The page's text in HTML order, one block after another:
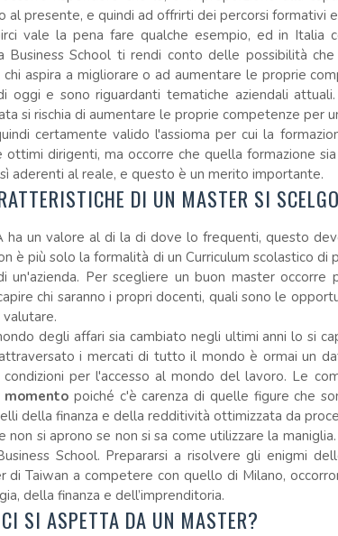
al presente, e quindi ad offrirti dei percorsi formativi
vale la pena fare qualche esempio, ed in Italia
Business School ti rendi conto delle possibilità
aspira a migliorare o ad aumentare le proprie
oggi e sono riguardanti tematiche aziendali
si rischia di aumentare le proprie competenze per
certamente valido l'assioma per cui la
ottimi dirigenti, ma occorre che quella formazione
aderenti al reale, e questo è un merito importante.
DI UN MASTER SI
ha un valore al di la di dove lo frequenti, questo
è più solo la formalità di un Curriculum scolastico
un'azienda. Per scegliere un buon master occorre
chi saranno i propri docenti, quali sono le
degli affari sia cambiato negli ultimi anni lo si
i mercati di tutto il mondo è ormai un
per l'accesso al mondo del lavoro. Le
poiché c'è carenza di quelle figure che
della finanza e della redditività ottimizzata da
non si aprono se non si sa come utilizzare la
School. Prepararsi a risolvere gli enigmi
di Taiwan a competere con quello di Milano,
della finanza e dell’imprenditoria.
SI ASPETTA DA UN MASTER?